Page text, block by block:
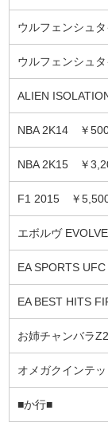
ウルフェンシュ
ウルフェンシュ
ALIEN
NBA 2K14 ￥
NBA 2K15 ￥
F1 2015 ￥
エボルヴ
EA SPORTS
EA BEST HITS
お姉チャンバラ
オメガクインテ
■か行■